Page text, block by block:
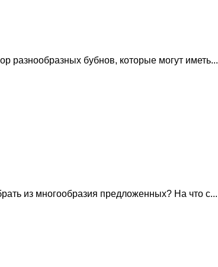
разнообразных бубнов, которые могут иметь...
из многообразия предложенных? На что с...